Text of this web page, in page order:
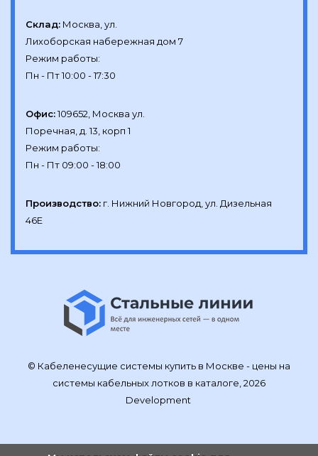
Склад: Москва, ул.
Лихоборская набережная дом 7
Режим работы:
Офис:109652, Москва ул.
Поречная, д. 13, корп 1
Режим работы:
Производство: г. Нижний Новгород, ул. Дизельная
46Е
© Кабеленесущие системы купить в Москве - цены на
системы кабельных лотков в каталоге, 2026
Development